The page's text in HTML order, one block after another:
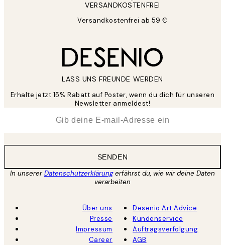
VERSANDKOSTENFREI
Versandkostenfrei ab 59 €
LASS UNS FREUNDE WERDEN
Erhalte jetzt 15% Rabatt auf Poster, wenn du dich für unseren
Newsletter anmeldest!
SENDEN
In unsererDatenschutzerklärungerfährst du, wie wir deine Daten
verarbeiten
Über uns
Presse
Impressum
Career
Desenio Art Advice
Kundenservice
Auftragsverfolgung
AGB